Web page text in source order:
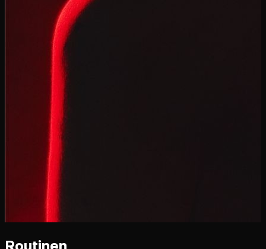
Routinen